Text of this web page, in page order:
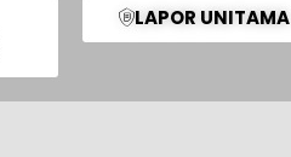
LAPOR UNITAMA